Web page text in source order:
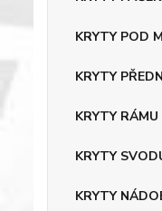
KRYTY POD
KRYTY
KRYTY RÁMU
KRYTY
KRYTY